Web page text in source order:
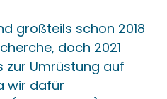
großteils schon 2018
doch 2021
zur Umrüstung auf
wir dafür